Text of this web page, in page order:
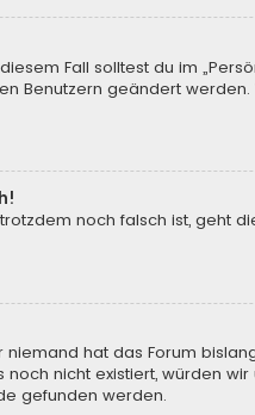
Fall solltest du im
Benutzern geändert
noch falsch ist, geht
hat das Forum
nicht existiert, würden
gefunden werden.